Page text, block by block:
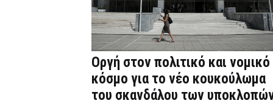
Οργή στον πολιτικό και νομικό
κόσμο για το νέο κουκούλωμα
του σκανδάλου των